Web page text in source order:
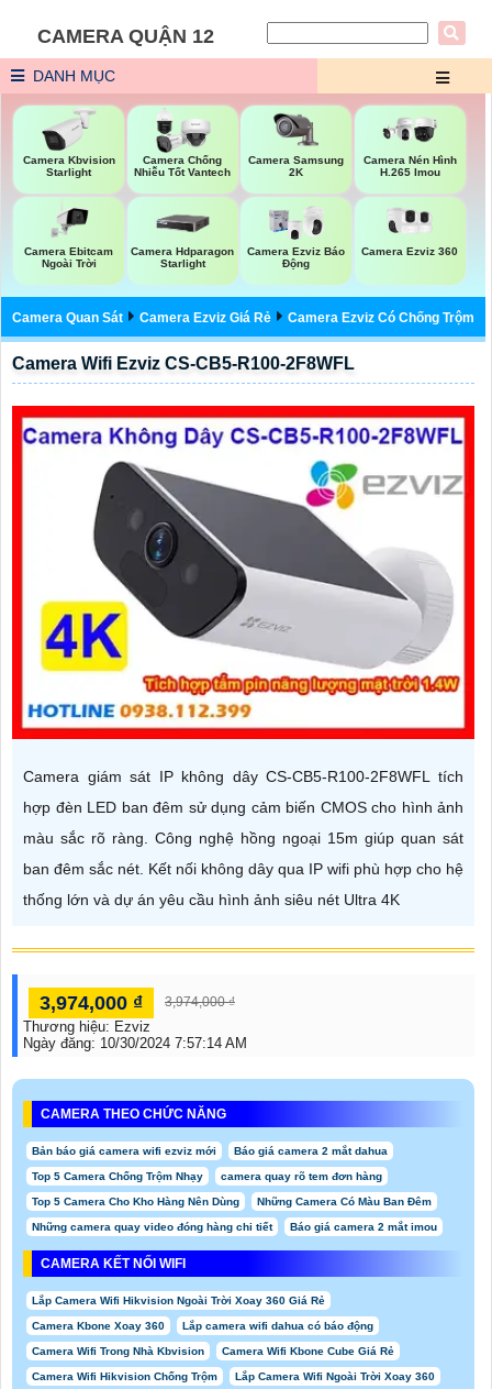
CAMERA QUẬN 12
DANH MỤC
Camera Kbvision
Starlight
Camera Chống
Nhiễu Tốt Vantech
Camera Samsung
2K
Camera Nén Hình
H.265 Imou
Camera Ebitcam
Ngoài Trời
Camera Hdparagon
Starlight
Camera Ezviz Báo
Động
Camera Ezviz 360
Camera Quan Sát Camera Ezviz Giá Rẻ Camera Ezviz Có Chống Trộm
Camera Wifi Ezviz CS-CB5-R100-2F8WFL
Camera giám sát IP không dây CS-CB5-R100-2F8WFL tích
hợp đèn LED ban đêm sử dụng cảm biến CMOS cho hình ảnh
màu sắc rõ ràng. Công nghệ hồng ngoại 15m giúp quan sát
ban đêm sắc nét. Kết nối không dây qua IP wifi phù hợp cho hệ
thống lớn và dự án yêu cầu hình ảnh siêu nét Ultra 4K
3,974,000 ₫ 3,974,000 ₫
Thương hiệu: Ezviz
Ngày đăng: 10/30/2024 7:57:14 AM
CAMERA THEO CHỨC NĂNG
Bản báo giá camera wifi ezviz mới Báo giá camera 2 mắt dahua
Top 5 Camera Chống Trộm Nhạy camera quay rõ tem đơn hàng
Top 5 Camera Cho Kho Hàng Nên Dùng Những Camera Có Màu Ban Đêm
Những camera quay video đóng hàng chi tiết Báo giá camera 2 mắt imou
CAMERA KẾT NỐI WIFI
Lắp Camera Wifi Hikvision Ngoài Trời Xoay 360 Giá Rẻ
Camera Kbone Xoay 360 Lắp camera wifi dahua có báo động
Camera Wifi Trong Nhà Kbvision Camera Wifi Kbone Cube Giá Rẻ
Camera Wifi Hikvision Chống Trộm Lắp Camera Wifi Ngoài Trời Xoay 360